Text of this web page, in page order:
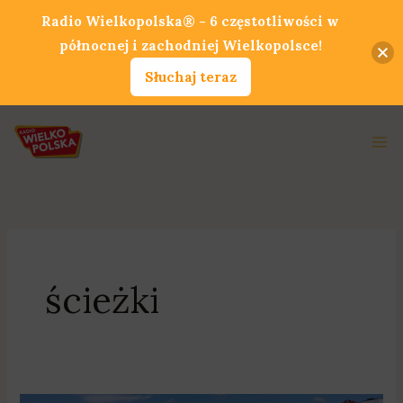
ścieżki
Radio Wielkopolska® - 6 częstotliwości w
północnej i zachodniej Wielkopolsce!
Słuchaj teraz